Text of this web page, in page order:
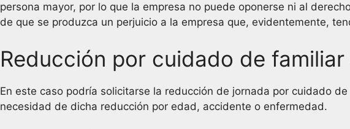
persona mayor, por lo que la empresa no puede oponerse ni al
de que se produzca un perjuicio a la empresa que, evidentemente,
Reducción por cuidado de
En este caso podría solicitarse la reducción de jornada por cuidado
necesidad de dicha reducción por edad, accidente o enfermedad.